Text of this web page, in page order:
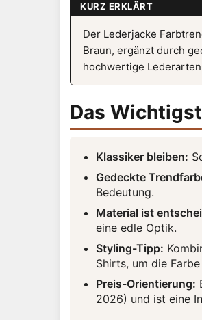
KURZ ERKLÄRT
Der Lederjacke
Braun, ergänzt durch
hochwertige
Das
Klassiker bleiben:
Gedeckte
Bedeutung.
Material ist
eine edle Optik.
Styling-Tipp:
Shirts, um die
Preis-Orientierung:
2026) und ist eine